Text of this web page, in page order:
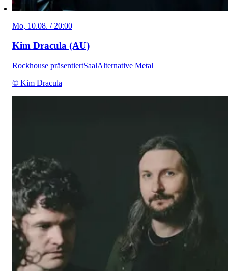
Mo, 10.08. / 20:00
Kim Dracula (AU)
Rockhouse präsentiertSaalAlternative Metal
© Kim Dracula